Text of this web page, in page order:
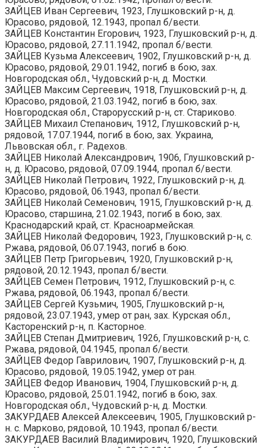
ЗАЙЦЕВ Иван Сергеевич, 1923, Глушковский р-н, д.
Юрасово, рядовой, 12.1943, пропал б/вести.
ЗАЙЦЕВ Константин Егорович, 1923, Глушковский р-н, д.
Юрасово, рядовой, 27.11.1942, пропал б/вести.
ЗАЙЦЕВ Кузьма Алексеевич, 1902, Глушковский р-н, д.
Юрасово, рядовой, 29.01.1942, погиб в бою, зах.
Новгородская обл., Чудовский р-н, д. Мостки.
ЗАЙЦЕВ Максим Сергеевич, 1918, Глушковский р-н, д.
Юрасово, рядовой, 21.03.1942, погиб в бою, зах.
Новгородская обл., Старорусский р-н, ст. Стариково.
ЗАЙЦЕВ Михаил Степанович, 1912, Глушковский р-н,
рядовой, 17.07.1944, погиб в бою, зах. Украина,
Львовская обл., г. Радехов.
ЗАЙЦЕВ Николай Александрович, 1906, Глушковский р-
н, д. Юрасово, рядовой, 07.09.1944, пропал б/вести.
ЗАЙЦЕВ Николай Петрович, 1922, Глушковский р-н, д.
Юрасово, рядовой, 06.1943, пропал б/вести.
ЗАЙЦЕВ Николай Семенович, 1915, Глушковский р-н, д.
Юрасово, старшина, 21.02.1943, погиб в бою, зах.
Краснодарский край, ст. Красноармейская.
ЗАЙЦЕВ Николай Федорович, 1923, Глушковский р-н, с.
Ржава, рядовой, 06.07.1943, погиб в бою.
ЗАЙЦЕВ Петр Григорьевич, 1920, Глушковский р-н,
рядовой, 20.12.1943, пропал б/вести.
ЗАЙЦЕВ Семен Петрович, 1912, Глушковский р-н, с.
Ржава, рядовой, 06.1943, пропал б/вести.
ЗАЙЦЕВ Сергей Кузьмич, 1905, Глушковский р-н,
рядовой, 23.07.1943, умер от ран, зах. Курская обл.,
Касторенский р-н, п. Касторное.
ЗАЙЦЕВ Степан Дмитриевич, 1926, Глушковский р-н, с.
Ржава, рядовой, 04.1945, пропал б/вести.
ЗАЙЦЕВ Федор Гаврилович, 1907, Глушковский р-н, д.
Юрасово, рядовой, 19.05.1942, умер от ран.
ЗАЙЦЕВ Федор Иванович, 1904, Глушковский р-н, д.
Юрасово, рядовой, 25.01.1942, погиб в бою, зах.
Новгородская обл., Чудовский р-н, д. Мостки.
ЗАКУРДАЕВ Алексей Алексеевич, 1905, Глушковский р-
н. с. Марково, рядовой, 10.1943, пропал б/вести.
ЗАКУРДАЕВ Василий Владимирович, 1920, Глушковский